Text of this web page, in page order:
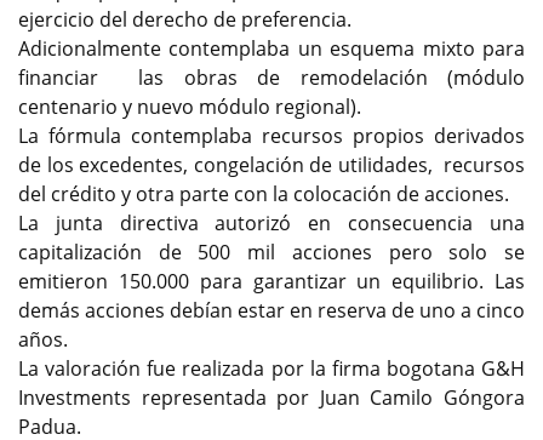
ejercicio del derecho de preferencia.
Adicionalmente contemplaba un esquema mixto para
financiar las obras de remodelación (módulo
centenario y nuevo módulo regional).
La fórmula contemplaba recursos propios derivados
de los excedentes, congelación de utilidades, recursos
del crédito y otra parte con la colocación de acciones.
La junta directiva autorizó en consecuencia una
capitalización de 500 mil acciones pero solo se
emitieron 150.000 para garantizar un equilibrio. Las
demás acciones debían estar en reserva de uno a cinco
años.
La valoración fue realizada por la firma bogotana G&H
Investments representada por Juan Camilo Góngora
Padua.